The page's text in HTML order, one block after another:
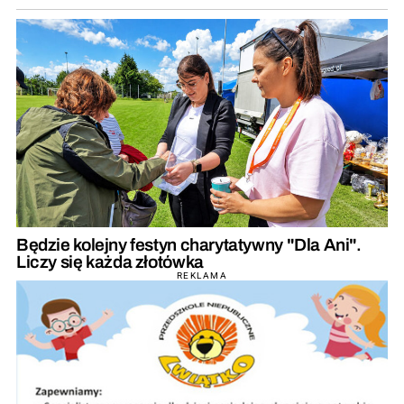
Będzie kolejny festyn charytatywny "Dla Ani".
Liczy się każda złotówka
REKLAMA